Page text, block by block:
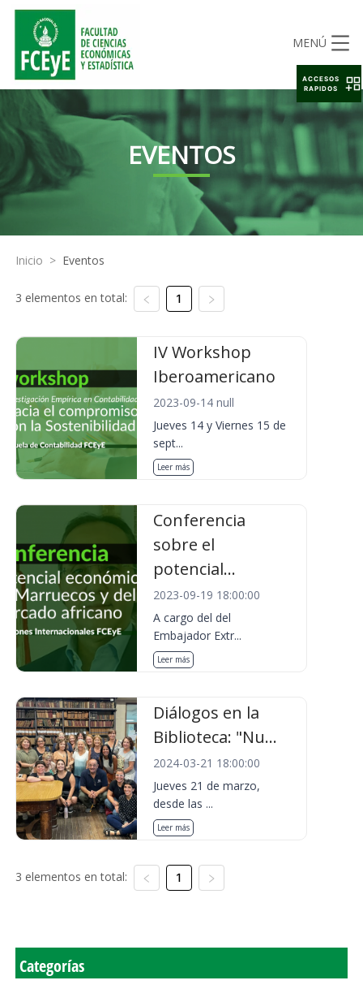
MENÚ
EVENTOS
Inicio > Eventos
3 elementos en total: 1
IV Workshop
Iberoamericano
2023-09-14 null
Jueves 14 y Viernes 15 de
sept...
Leer más
Conferencia
sobre el
potencial...
2023-09-19 18:00:00
A cargo del del
Embajador Extr...
Leer más
Diálogos en la
Biblioteca: "Nu...
2024-03-21 18:00:00
Jueves 21 de marzo,
desde las ...
Leer más
3 elementos en total: 1
Categorías
ACCESOS
RAPIDOS